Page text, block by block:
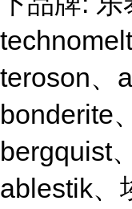
teroson、
bonderite
bergquist
ablestik、